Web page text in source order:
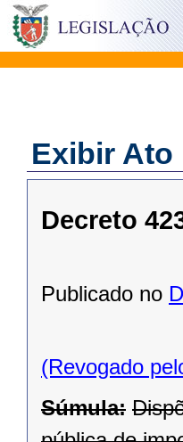
Exibir Ato
Decreto
Publicado no
(Revogado
Súmula: